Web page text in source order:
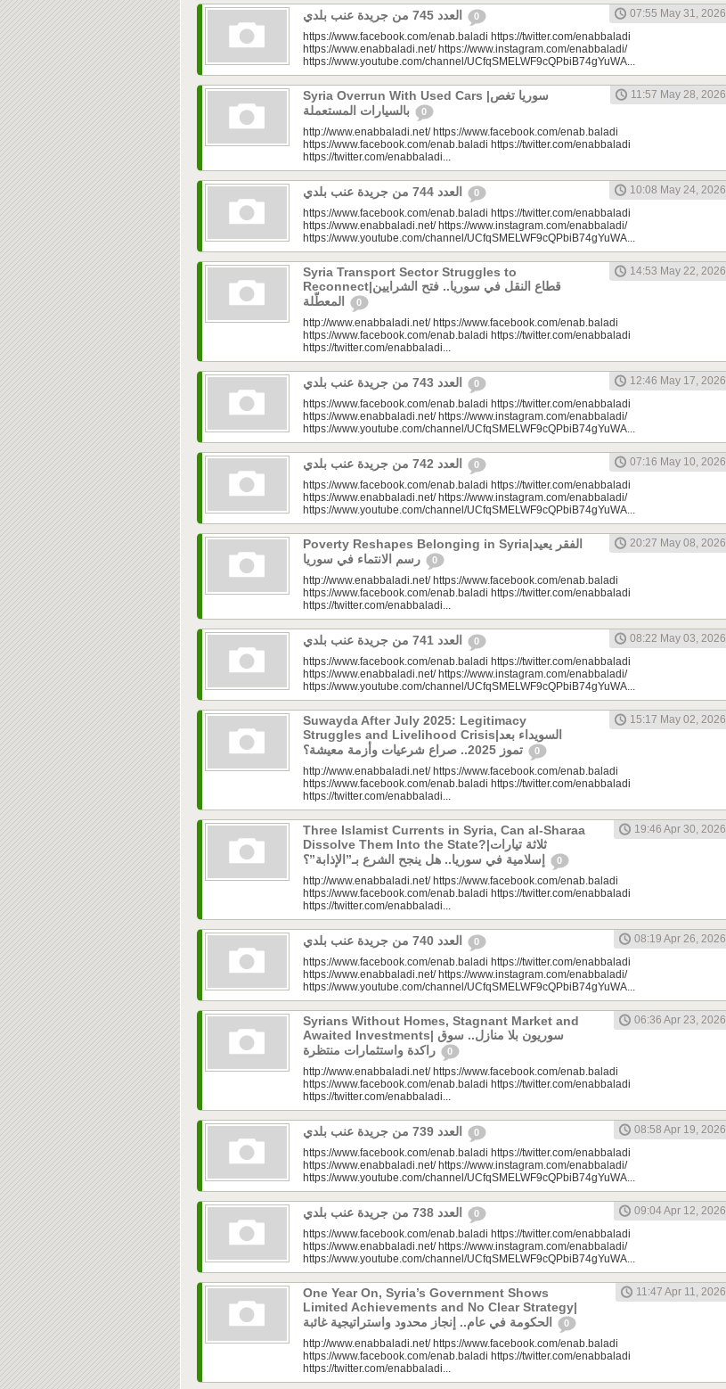
0
07:55 May 31, 2026
https://www.facebook.com/enab.baladi https://twitter.com/enabbaladi
https://www.enabbaladi.net/ https://www.instagram.com/enabbaladi/
https://www.youtube.com/channel/UCfqSMELWF9cQPbiB74gYuWA...
Syria Overrun With Used Cars |سوريا تغص
0
11:57 May 28, 2026
http://www.enabbaladi.net/ https://www.facebook.com/enab.baladi
https://www.facebook.com/enab.baladi https://twitter.com/enabbaladi
https://twitter.com/enabbaladi...
0
10:08 May 24, 2026
https://www.facebook.com/enab.baladi https://twitter.com/enabbaladi
https://www.enabbaladi.net/ https://www.instagram.com/enabbaladi/
https://www.youtube.com/channel/UCfqSMELWF9cQPbiB74gYuWA...
Syria Transport Sector Struggles to
Reconnect|قطاع النقل في سوريا.. فتح الشرايين
0
14:53 May 22, 2026
http://www.enabbaladi.net/ https://www.facebook.com/enab.baladi
https://www.facebook.com/enab.baladi https://twitter.com/enabbaladi
https://twitter.com/enabbaladi...
0
12:46 May 17, 2026
https://www.facebook.com/enab.baladi https://twitter.com/enabbaladi
https://www.enabbaladi.net/ https://www.instagram.com/enabbaladi/
https://www.youtube.com/channel/UCfqSMELWF9cQPbiB74gYuWA...
0
07:16 May 10, 2026
https://www.facebook.com/enab.baladi https://twitter.com/enabbaladi
https://www.enabbaladi.net/ https://www.instagram.com/enabbaladi/
https://www.youtube.com/channel/UCfqSMELWF9cQPbiB74gYuWA...
Poverty Reshapes Belonging in Syria|الفقر يعيد
0
20:27 May 08, 2026
http://www.enabbaladi.net/ https://www.facebook.com/enab.baladi
https://www.facebook.com/enab.baladi https://twitter.com/enabbaladi
https://twitter.com/enabbaladi...
0
08:22 May 03, 2026
https://www.facebook.com/enab.baladi https://twitter.com/enabbaladi
https://www.enabbaladi.net/ https://www.instagram.com/enabbaladi/
https://www.youtube.com/channel/UCfqSMELWF9cQPbiB74gYuWA...
Suwayda After July 2025: Legitimacy
Struggles and Livelihood Crisis|السويداء بعد
0
15:17 May 02, 2026
http://www.enabbaladi.net/ https://www.facebook.com/enab.baladi
https://www.facebook.com/enab.baladi https://twitter.com/enabbaladi
https://twitter.com/enabbaladi...
Three Islamist Currents in Syria, Can al-Sharaa
Dissolve Them Into the State?|ثلاثة تيارات
0
19:46 Apr 30, 2026
http://www.enabbaladi.net/ https://www.facebook.com/enab.baladi
https://www.facebook.com/enab.baladi https://twitter.com/enabbaladi
https://twitter.com/enabbaladi...
0
08:19 Apr 26, 2026
https://www.facebook.com/enab.baladi https://twitter.com/enabbaladi
https://www.enabbaladi.net/ https://www.instagram.com/enabbaladi/
https://www.youtube.com/channel/UCfqSMELWF9cQPbiB74gYuWA...
Syrians Without Homes, Stagnant Market and
Awaited Investments| سوريون بلا منازل.. سوق
0
06:36 Apr 23, 2026
http://www.enabbaladi.net/ https://www.facebook.com/enab.baladi
https://www.facebook.com/enab.baladi https://twitter.com/enabbaladi
https://twitter.com/enabbaladi...
0
08:58 Apr 19, 2026
https://www.facebook.com/enab.baladi https://twitter.com/enabbaladi
https://www.enabbaladi.net/ https://www.instagram.com/enabbaladi/
https://www.youtube.com/channel/UCfqSMELWF9cQPbiB74gYuWA...
0
09:04 Apr 12, 2026
https://www.facebook.com/enab.baladi https://twitter.com/enabbaladi
https://www.enabbaladi.net/ https://www.instagram.com/enabbaladi/
https://www.youtube.com/channel/UCfqSMELWF9cQPbiB74gYuWA...
One Year On, Syria’s Government Shows
Limited Achievements and No Clear Strategy|
0
11:47 Apr 11, 2026
http://www.enabbaladi.net/ https://www.facebook.com/enab.baladi
https://www.facebook.com/enab.baladi https://twitter.com/enabbaladi
https://twitter.com/enabbaladi...